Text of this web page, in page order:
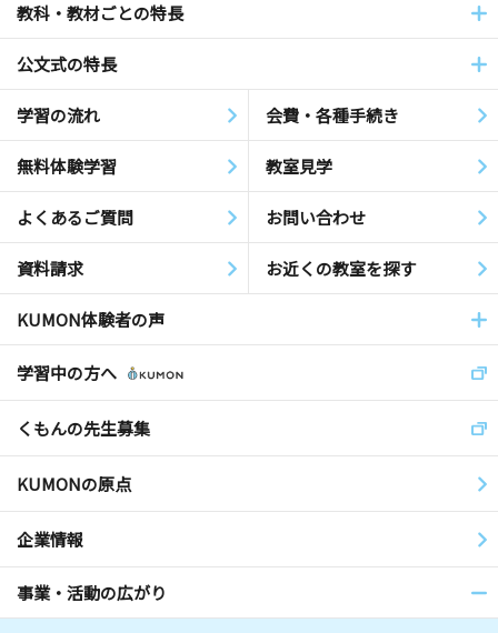
教科・教材ごとの特長
公文式の特長
学習の流れ 会費・各種手続き
無料体験学習 教室見学
よくあるご質問 お問い合わせ
資料請求 お近くの教室を探す
KUMON体験者の声
学習中の方へ
くもんの先生募集
KUMONの原点
企業情報
事業・活動の広がり